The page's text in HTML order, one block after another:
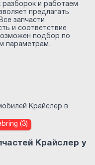
разборок и работаем
предлагать
запчасти
и соответствие
подбор по
параметрам.
Крайслер в
(3)
Крайслер у